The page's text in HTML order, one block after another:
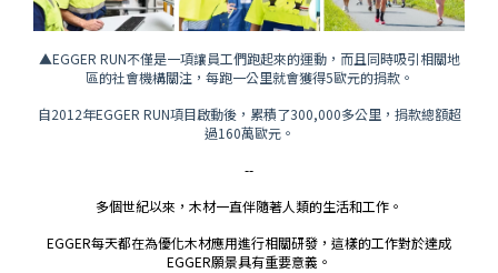
▲EGGER RUN不僅是一項讓員工們跑起來的運動，而且同時吸引相關地
區的社會機構關注，每跑一公里就會獲得5歐元的捐款。
自2012年EGGER RUN項目啟動後，累積了300,000多公里，捐款總額超
過160萬歐元。
--
多個世紀以來，木材一直伴隨著人類的生活和工作。
EGGER每天都在為優化木材應用進行相關研發，這樣的工作對於達成
EGGER願景具有重要意義。